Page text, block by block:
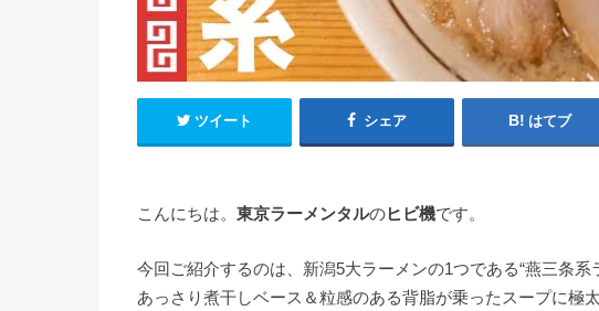
ツイート シェア はてブ
こんにちは。 東京ラーメンタルのヒビ機です。
今回ご紹介するのは、新潟5大ラーメンの1つである“燕三条系
あっさり煮干しベース＆粒感のある背脂が乗ったスープに極